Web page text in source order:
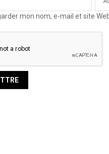
mon nom, e-mail et site